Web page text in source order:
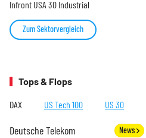
Infront USA 30 Industrial
Zum Sektorvergleich
Tops & Flops
DAX US Tech 100 US 30
Deutsche Telekom News